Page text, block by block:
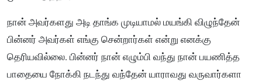
நான் அவர்களது அடி தாங்க முடியாமல் மயங்கி விழுந்தேன்
பின்னர் அவர்கள் எங்கு சென்றார்கள் என்று எனக்கு
தெரியவில்லை. பின்னர் நான் எழும்பி வந்து நான் பயணித்த
பாதையை நோக்கி நடந்து வந்தேன் யாராவது வருவார்களா